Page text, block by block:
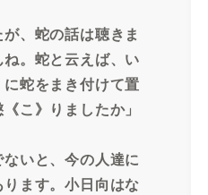
、蛇の話は聴きま
。蛇と云えば、い
蛇をまき付けて置
こ》りましたか」
いと、今の人達に
ます。小日向はな